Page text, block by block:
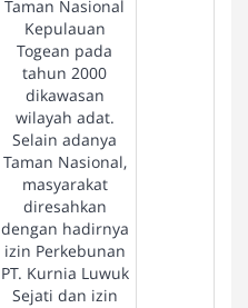
Taman Nasional
Kepulauan
Togean pada
tahun 2000
dikawasan
wilayah adat.
Selain adanya
Taman Nasional,
masyarakat
diresahkan
dengan hadirnya
izin Perkebunan
PT. Kurnia Luwuk
Sejati dan izin